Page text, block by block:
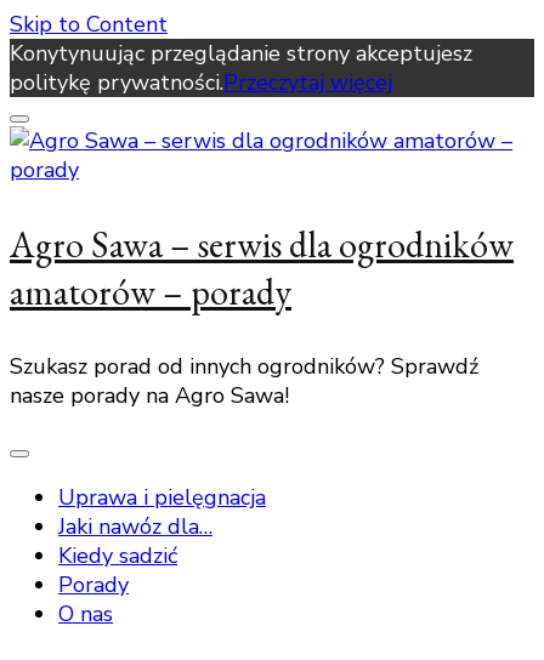
Skip to Content
Konytynuując przeglądanie strony akceptujesz
politykę prywatności.Przeczytaj więcej
Agro Sawa – serwis dla ogrodników
amatorów – porady
Szukasz porad od innych ogrodników? Sprawdź
nasze porady na Agro Sawa!
Uprawa i pielęgnacja
Jaki nawóz dla…
Kiedy sadzić
Porady
O nas